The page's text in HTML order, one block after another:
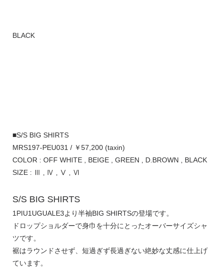
BLACK
■S/S BIG SHIRTS
MRS197-PEU031 / ￥57,200 (taxin)
COLOR : OFF WHITE , BEIGE , GREEN , D.BROWN , BLACK
SIZE : Ⅲ , Ⅳ , Ⅴ , Ⅵ
S/S BIG SHIRTS
1PIU1UGUALE3より半袖BIG SHIRTSの登場です。
ドロップショルダーで身巾を十分にとったオーバーサイズシャ
ツです。
裾はラウンドさせず、短過ぎず長過ぎない絶妙な丈感に仕上げ
ています。